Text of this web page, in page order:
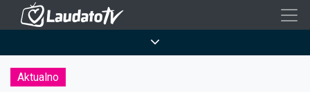
Skoči
sadržaj
Aktualno